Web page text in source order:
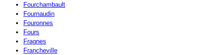
Fourchambault
Fournaudin
Fouronnes
Fours
Fragnes
Francheville